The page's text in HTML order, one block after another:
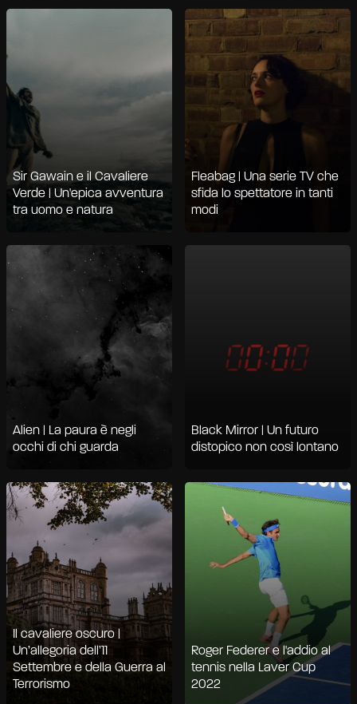
Sir Gawain e il Cavaliere
Verde | Un'epica avventura
tra uomo e natura
Fleabag | Una serie TV che
sfida lo spettatore in tanti
modi
Alien | La paura è negli
occhi di chi guarda
Black Mirror | Un futuro
distopico non così lontano
Il cavaliere oscuro |
Un’allegoria dell’11
Settembre e della Guerra al
Terrorismo
Roger Federer e l'addio al
tennis nella Laver Cup
2022